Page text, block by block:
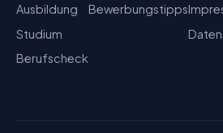
Ausbildung
Studium
Berufscheck
Bewerbungstipps